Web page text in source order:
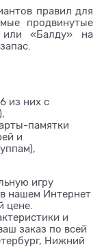
правил для
продвинутые
или «Балду» на
из них с
памятки
и
игру
нашем Интернет
цене.
и
заказ по всей
Нижний